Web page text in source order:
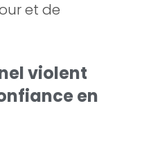
et de
violent
en